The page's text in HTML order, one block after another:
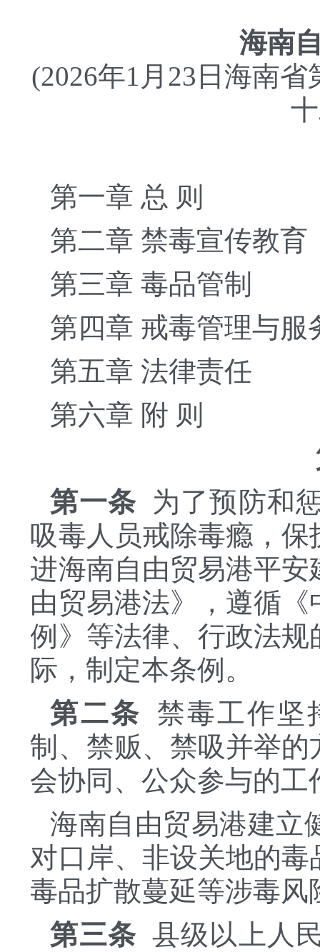
海南
(2026年1月23日海南
第一章 总 则
第二章 禁毒宣传教育
第三章 毒品管制
第四章 戒毒管理与服
第五章 法律责任
第六章 附 则
第一条 为了预防和
吸毒人员戒除毒瘾，
进海南自由贸易港平
由贸易港法》，遵循
例》等法律、行政法
际，制定本条例。
第二条
禁毒工作坚
制、禁贩、禁吸并举
会协同、公众参与的工
海南自由贸易港建立
对口岸、非设关地的
毒品扩散蔓延等涉毒风
第三条 县级以上人